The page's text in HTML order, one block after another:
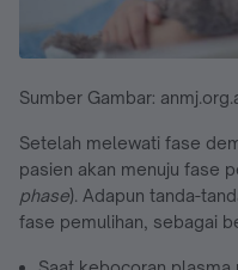
Sumber Gambar:
Setelah melewati fase
pasien akan menuju fase
phase). Adapun tanda-
fase pemulihan, sebagai